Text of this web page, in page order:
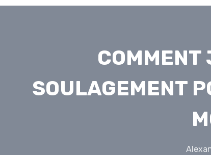
COMMENT
SOULAGEMENT